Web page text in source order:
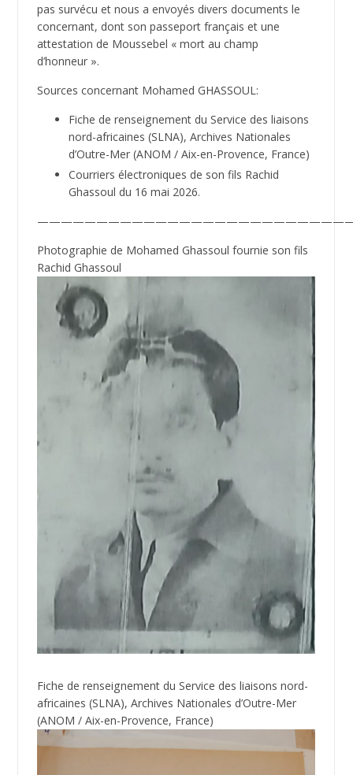
pas survécu et nous a envoyés divers documents le
concernant, dont son passeport français et une
attestation de Moussebel « mort au champ
d’honneur ».
Sources concernant Mohamed GHASSOUL:
Fiche de renseignement du Service des liaisons
nord-africaines (SLNA), Archives Nationales
d’Outre-Mer (ANOM / Aix-en-Provence, France)
Courriers électroniques de son fils Rachid
Ghassoul du 16 mai 2026.
Photographie de Mohamed Ghassoul fournie son fils
Rachid Ghassoul
Fiche de renseignement du Service des liaisons nord-
africaines (SLNA), Archives Nationales d’Outre-Mer
(ANOM / Aix-en-Provence, France)